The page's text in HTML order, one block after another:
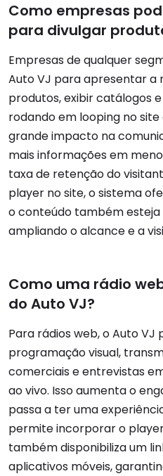
Como empresas
para divulgar
Empresas de qualquer
Auto VJ para apresentar a
produtos, exibir catálogos
rodando em looping no
grande impacto na
mais informações em
taxa de retenção do
player no site, o sistema
o conteúdo também
ampliando o alcance e a
Como uma rádio
do Auto VJ?
Para rádios web, o Auto VJ
programação visual,
comerciais e entrevistas
ao vivo. Isso aumenta o
passa a ter uma
permite incorporar o
também disponibiliza um
aplicativos móveis,